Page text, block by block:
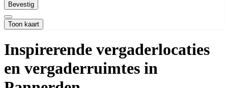
Bevestig
Toon kaart
Inspirerende vergaderlocaties
en vergaderruimtes in